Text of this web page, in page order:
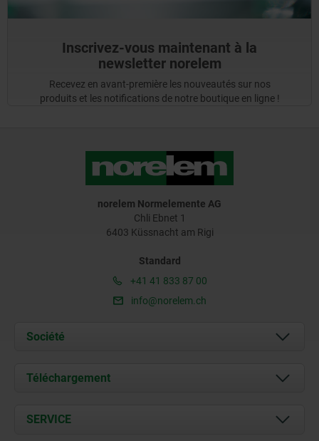
Inscrivez-vous maintenant à la
newsletter norelem
Recevez en avant-première les nouveautés sur nos
produits et les notifications de notre boutique en ligne !
norelem Normelemente AG
Chli Ebnet 1
6403 Küssnacht am Rigi
Standard
+41 41 833 87 00
info@norelem.ch
Société
À propos de nous
Contact
Téléchargement
Documents
SERVICE